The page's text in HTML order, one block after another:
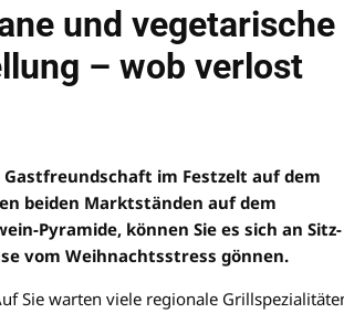
und vegetarische
– wob verlost
im Festzelt auf dem
beiden Marktständen auf dem
Pyramide, können Sie es sich an Sitz-
vom Weihnachtsstress gönnen.
Sie warten viele regionale